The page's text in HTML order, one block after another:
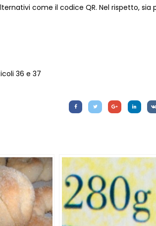
come il codice QR. Nel rispetto, sia
36 e 37